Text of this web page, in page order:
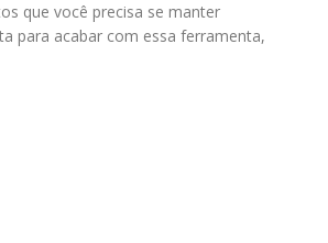
que você precisa se manter
para acabar com essa ferramenta,